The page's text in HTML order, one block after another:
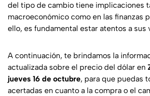
del tipo de cambio tiene implicaciones
macroeconómico como en las finanzas
ello, es fundamental estar atentos a sus
A continuación, te brindamos la
actualizada sobre el precio del dólar en
jueves 16 de octubre, para que puedas
acertadas en cuanto a la compra o el